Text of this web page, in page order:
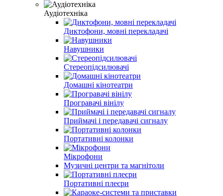
Аудіотехніка
Диктофони, мовні перекладачі
Навушники
Стереопідсилювачі
Домашні кінотеатри
Програвачі вінілу
Приймачі і передавачі сигналу
Портативні колонки
Мікрофони
Музичні центри та магнітоли
Портативні плеєри